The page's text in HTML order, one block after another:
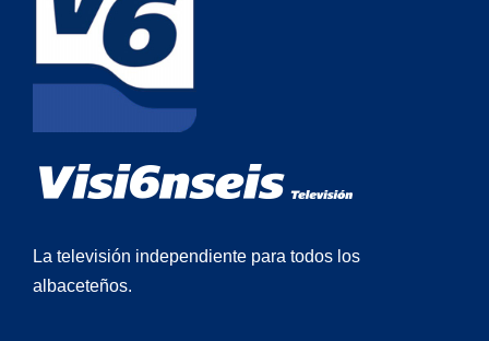
La televisión independiente para todos los
albaceteños.